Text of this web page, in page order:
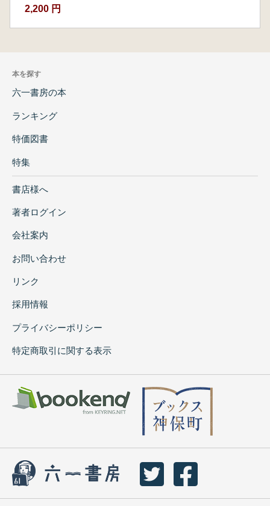
2,200 円
本を探す
六一書房の本
ランキング
特価図書
特集
書店様へ
著者ログイン
会社案内
お問い合わせ
リンク
採用情報
プライバシーポリシー
特定商取引に関する表示